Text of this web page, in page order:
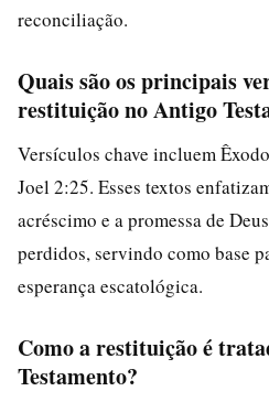
reconciliação.
Quais são os principais
restituição no Antigo
Versículos chave incluem
Joel 2:25. Esses textos
acréscimo e a promessa de
perdidos, servindo como base
esperança escatológica.
Como a restituição é
Testamento?